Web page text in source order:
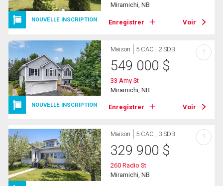
NOUVELLE INSCRIPTION
Miramichi, NB
Enregistrer Voir
NOUVELLE INSCRIPTION
Maison 5 CAC , 2 SDB
549 000 $
33 Amy St
Miramichi, NB
Enregistrer Voir
?
Maison 5 CAC , 3 SDB
329 900 $
260 Radio St
Miramichi, NB
?